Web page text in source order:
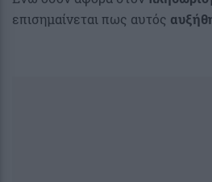
επισημαίνεται πως αυτός